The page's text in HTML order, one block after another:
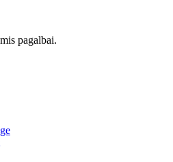
pagalbai.